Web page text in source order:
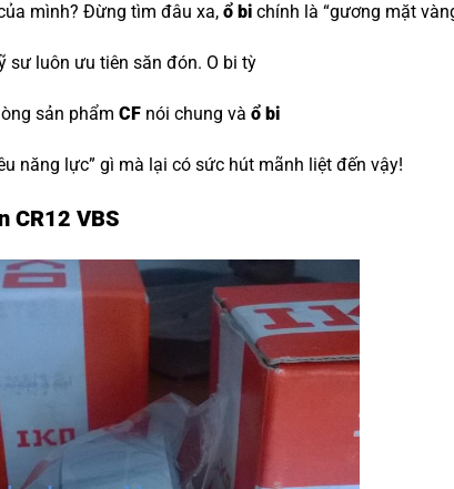
mình? Đừng tìm đâu xa, ổ bi chính là “gương mặt
sư luôn ưu tiên săn đón. O bi tỳ
sản phẩm CF nói chung và ổ bi
năng lực” gì mà lại có sức hút mãnh liệt đến vậy!
CR12 VBS